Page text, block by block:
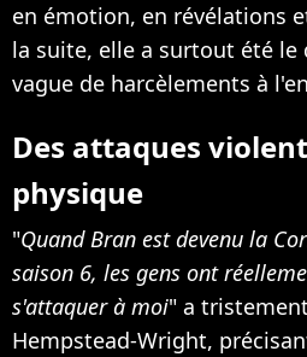
en émotion, en révélations
la suite, elle a surtout été le
vague de harcèlements à
Des attaques
physique
"Quand Bran est devenu la
saison 6, les gens ont
s'attaquer à moi" a
Hempstead-Wright,